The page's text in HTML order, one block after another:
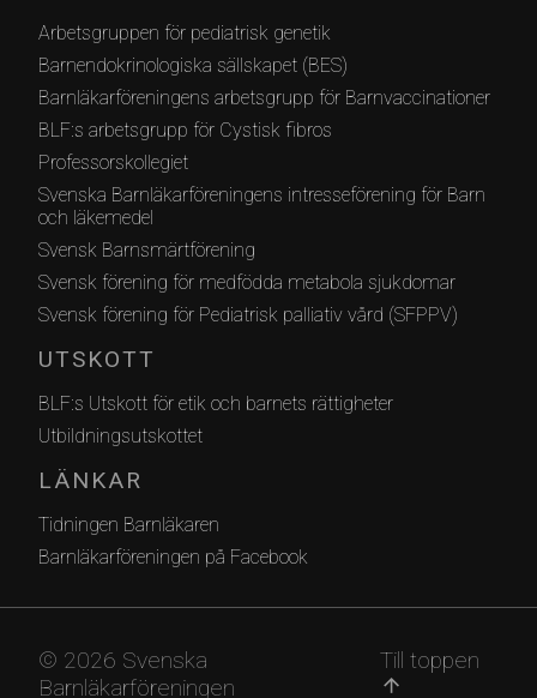
Arbetsgruppen för pediatrisk genetik
Barnendokrinologiska sällskapet (BES)
Barnläkarföreningens arbetsgrupp för Barnvaccinationer
BLF:s arbetsgrupp för Cystisk fibros
Professorskollegiet
Svenska Barnläkarföreningens intresseförening för Barn
och läkemedel
Svensk Barnsmärtförening
Svensk förening för medfödda metabola sjukdomar
Svensk förening för Pediatrisk palliativ vård (SFPPV)
UTSKOTT
BLF:s Utskott för etik och barnets rättigheter
Utbildningsutskottet
LÄNKAR
Tidningen Barnläkaren
Barnläkarföreningen på Facebook
© 2026 Svenska
Barnläkarföreningen
Till toppen
arrow_upward